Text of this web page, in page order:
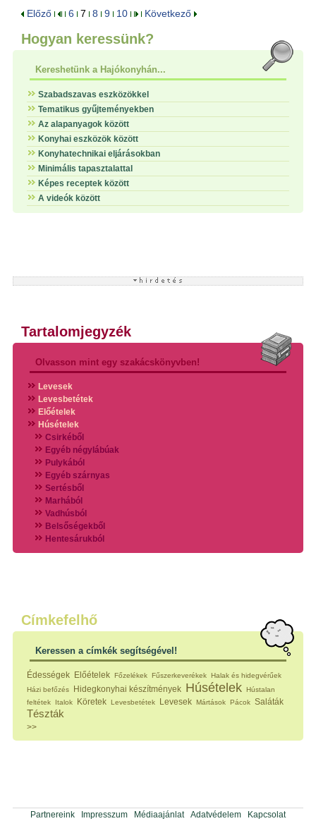
Előző 6 7 8 9 10 Következő
Hogyan keressünk?
Kereshetünk a Hajókonyhán...
Szabadszavas eszközökkel
Tematikus gyűjteményekben
Az alapanyagok között
Konyhai eszközök között
Konyhatechnikai eljárásokban
Minimális tapasztalattal
Képes receptek között
A videók között
Tartalomjegyzék
Olvasson mint egy szakácskönyvben!
Levesek
Levesbetétek
Előételek
Húsételek
Csirkéből
Egyéb négylábúak
Pulykából
Egyéb szárnyas
Sertésből
Marhából
Vadhúsból
Belsőségekből
Hentesárukból
Vadszárnyasokból
Köretek
Klasszikus főzelékek
Zöldséges ételek
Hidegkonyhai készítmények
Főtt tészták
Zsiradékban sült tészták
Sütőben sült tészták
Mártások
Fűszerkeverékek, ízesítők
Alkoholos italok
Címkefelhő
Keressen a címkék segítségével!
Édességek Előételek Főzelékek Fűszerkeverékek Halak és hidegvérűek
Házi befőzés
Hidegkonyhai készítmények Húsételek Hústalan
feltétek
Italok Köretek Levesbetétek Levesek Mártások Pácok Saláták
Tészták
>>
Partnereink Impresszum Médiaajánlat Adatvédelem Kapcsolat